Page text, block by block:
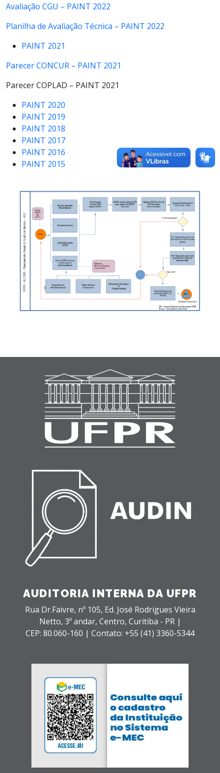
Avaliação CGU – PAINT 2022
Planilha de Avaliação Técnica – PAINT 2022
PAINT 2021
Parecer CONCUR – PAINT 2021
Parecer COPLAD – PAINT 2021
PAINT 2020
PAINT 2019
PAINT 2018
PAINT 2017
PAINT 2016
PAINT 2015
AUDITORIA INTERNA DA UFPR
Rua Dr.Faivre, nº 105, Ed. José Rodrigues Vieira
Netto, 3º andar, Centro, Curitiba - PR |
CEP: 80.060-160 | Contato: +55 (41) 3360-5344